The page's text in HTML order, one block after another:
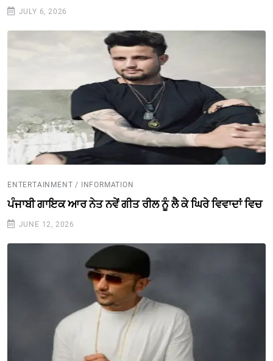
JULY 6, 2026
ENTERTAINMENT / INFORMATION
ਪੰਜਾਬੀ ਗਾਇਕ ਆਰ ਨੇਤ ਨਵੇਂ ਗੀਤ ਰੀਲ ਨੂੰ ਲੈ ਕੇ ਘਿਰੇ ਵਿਵਾਦਾਂ ਵਿਚ
JUNE 12, 2026